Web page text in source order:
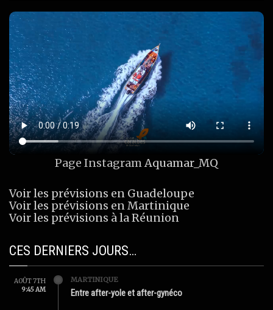
Page InstagramAquamar_MQ
Voir les prévisions en Guadeloupe
Voir les prévisions en Martinique
Voir les prévisions à la Réunion
CES DERNIERS JOURS…
AOÛT 7TH
9:45 AM
MARTINIQUE
Entre after-yole et after-gynéco